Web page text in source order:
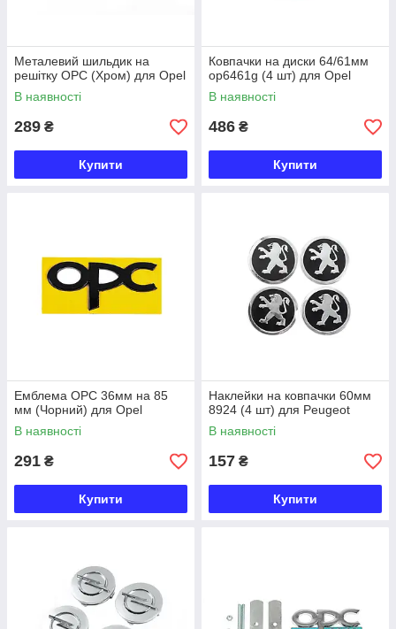
Металевий шильдик на
решітку OPC (Хром) для Opel
В наявності
289 ₴
Купити
Ковпачки на диски 64/61мм
op6461g (4 шт) для Opel
В наявності
486 ₴
Купити
Емблема OPC 36мм на 85
мм (Чорний) для Opel
В наявності
291 ₴
Купити
Наклейки на ковпачки 60мм
8924 (4 шт) для Peugeot
В наявності
157 ₴
Купити